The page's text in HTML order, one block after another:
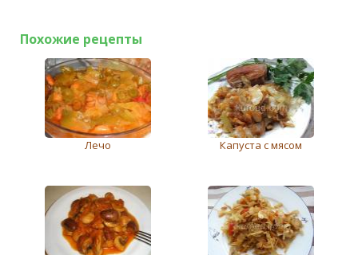
Похожие рецепты
Лечо Капуста с мясом